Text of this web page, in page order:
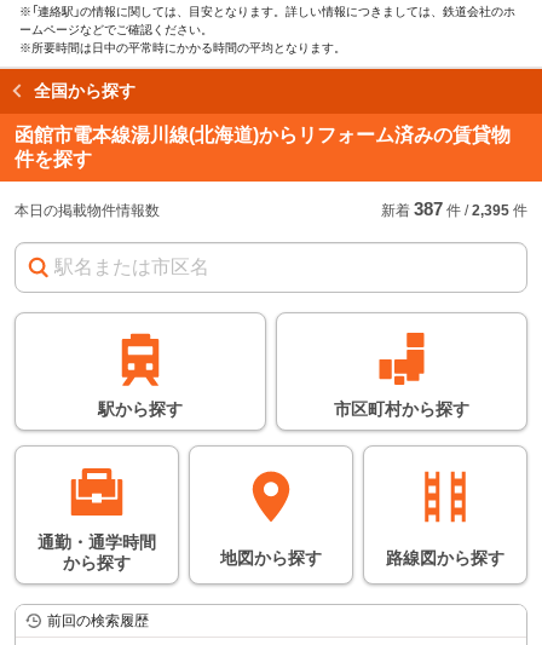
※ 「連絡駅」の情報に関しては、目安となります。詳しい情報につきましては、鉄道会社のホ
ームページなどでご確認ください。
※所要時間は日中の平常時にかかる時間の平均となります。
読み込み中…
始 始発駅 急
急行などの停車駅
※の情報に関しては、
目安となります。詳し
い情報につきまして
は、鉄道会社のホーム
ページなどでご確認く
※所要時間は日中の平
常時にかかる時間の平
均となります。
全国から探す
函館市電本線湯川線(北海道)からリフォーム済みの賃貸物
件を探す
本日の掲載物件情報数 新着 387 件 /2,395 件
駅から探す 市区町村から探す
通勤・通学時間
から探す 地図から探す 路線図から探す
前回の検索履歴